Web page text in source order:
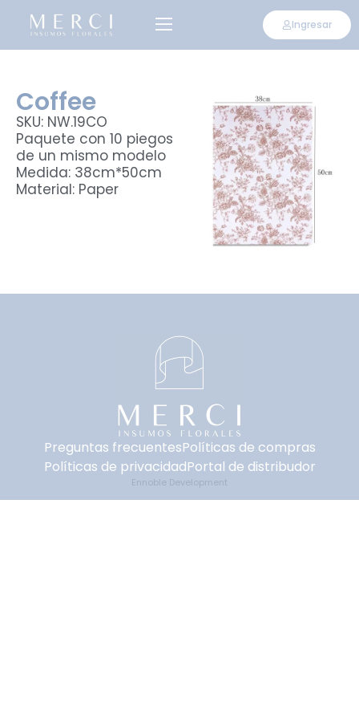
Ingresar
Coffee
SKU: NW.19CO
Paquete con 10 piegos
de un mismo modelo
Medida: 38cm*50cm
Material: Paper
Preguntas frecuentesPolíticas de compras
Políticas de privacidadPortal de distribudor
Ennoble Development